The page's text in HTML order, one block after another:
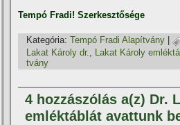
Tempó Fradi! Szerkesztősége
Kategória: Tempó Fradi Alapí­tvány |
Lakat Károly dr., Lakat Károly
tvány
4 hozzászólás a(z) Dr.
emléktáblát avattunk